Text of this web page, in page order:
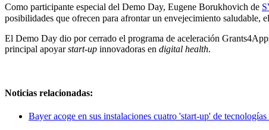
Como participante especial del Demo Day, Eugene Borukhovich de
posibilidades que ofrecen para afrontar un envejecimiento
El Demo Day dio por cerrado el programa de aceleración
principal apoyarstart-up innovadoras en digital health.
Noticias relacionadas:
Bayer acoge en sus instalaciones cuatro 'start-up' de